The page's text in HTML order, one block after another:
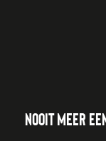
NOOIT MEER